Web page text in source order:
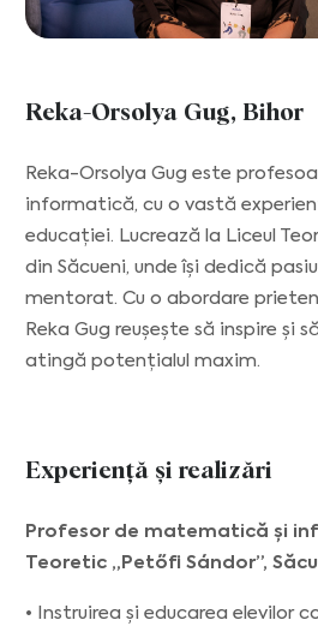
Reka-Orsolya Gug, Bihor
Reka-Orsolya Gug este
informatică, cu o vastă
educației. Lucrează la Liceul
din Săcueni, unde își dedică
mentorat. Cu o abordare
Reka Gug reușește să inspire și
atingă potențialul maxim.
Experiență și realizări
Profesor de matematică și
Teoretic „Petőfi Sándor”,
• Instruirea și educarea elevilor